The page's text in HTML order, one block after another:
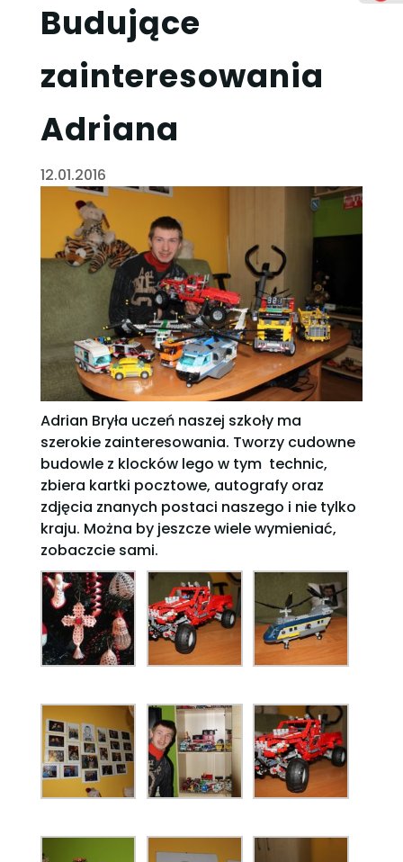
Budujące
zainteresowania
Adriana
12.01.2016
Adrian Bryła uczeń naszej szkoły ma
szerokie zainteresowania. Tworzy cudowne
budowle z klocków lego w tym technic,
zbiera kartki pocztowe, autografy oraz
zdjęcia znanych postaci naszego i nie tylko
kraju. Można by jeszcze wiele wymieniać,
zobaczcie sami.